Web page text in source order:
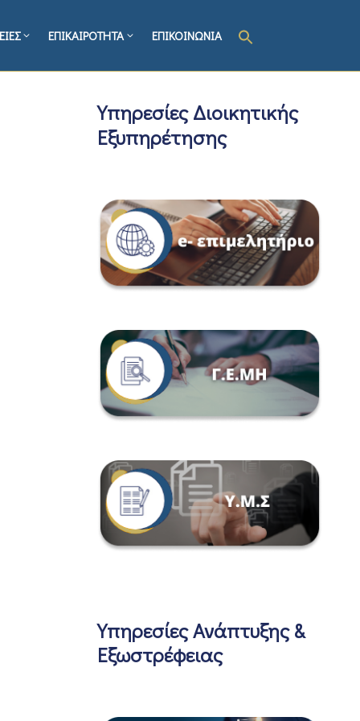
ΕΠΙΚΑΙΡΟΤΗΤΑ ΕΠΙΚΟΙΝΩΝΙΑ
Υπηρεσίες Διοικητικής
Εξυπηρέτησης
Υπηρεσίες Ανάπτυξης &
Εξωστρέφειας